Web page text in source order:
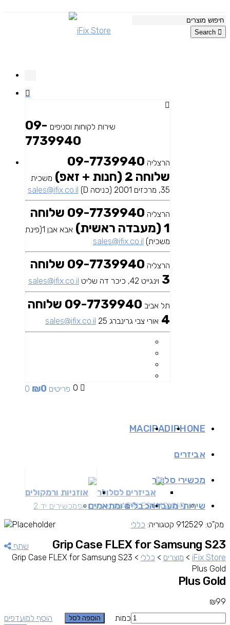
Search
שירות לקוחות וסניפים 09-
7739940
הרצליה 09-7739940
שלוחה 2 (חנות + זאפ)
משכית
35, מרכזים 2001 (כניסה D)
sales@ifix.co.il
הרצליה
09-7739940 שלוחה
1 (מעבדה ראשית)
אבא אבן 1(פינת
משכית) sales@ifix.co.il
הרצליה
09-7739940 שלוחה
3 וינגייט 42, כיכר דה שליט sales@ifix.co.il
תל אביב
09-7739940 שלוחה
4 אורי צבי גרינברג 25 sales@ifix.co.il
0 0 פריטים ₪0
IPHONE
IPAD
MAC
אביזרים
אביזרים לסלולר אוזניות ורמקולים
מכשירי סלולר
SAMSUNG
APPLEמכשירים זאפמכשירים יד 2 שירותי מעבדהכבלים ומתאמים
שתף
iFix Store
> מוצרים > כללי >
Grip Case FLEX for Samsung S23
Plus Gold
Grip Case FLEX for Samsung S23
Plus Gold
₪99
כמות
הוספה לסל
הוסף למועדפים
מק"ט: 912529 קטגוריה: כללי